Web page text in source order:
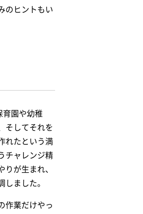
のヒントもい
育園や幼稚
そしてそれを
れたという満
チャレンジ精
が生まれ、
ました。
作業だけやっ